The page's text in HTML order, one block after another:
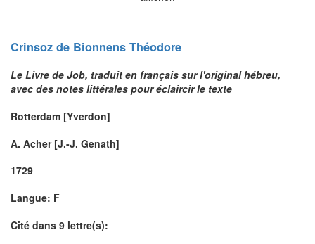
Crinsoz de Bionnens Théodore
Le Livre de Job, traduit en français sur l'original hébreu,
avec des notes littérales pour éclaircir le texte
Rotterdam [Yverdon]
A. Acher [J.-J. Genath]
1729
Langue: F
Cité dans 9 lettre(s):